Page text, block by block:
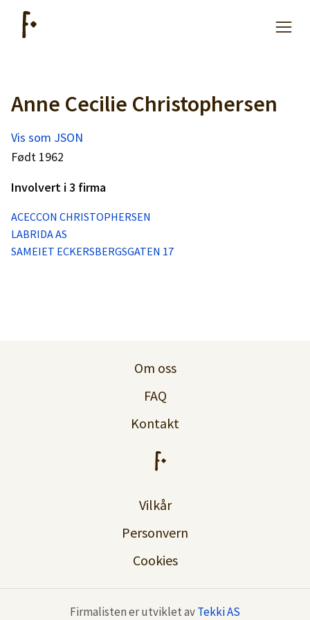
Artikler
Hjelp
Kjøpe lister
Priser
Anne Cecilie Christophersen
Vis som JSON
Født 1962
Involvert i 3 firma
ACECCON CHRISTOPHERSEN
LABRIDA AS
SAMEIET ECKERSBERGSGATEN 17
Om oss
FAQ
Kontakt
Vilkår
Personvern
Cookies
Firmalisten er utviklet avTekki AS